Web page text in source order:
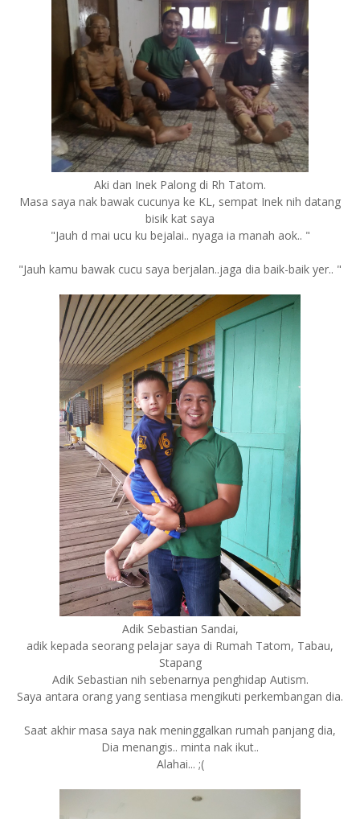
Aki dan Inek Palong di Rh Tatom.
Masa saya nak bawak cucunya ke KL, sempat Inek nih datang
bisik kat saya
"Jauh d mai ucu ku bejalai.. nyaga ia manah aok.. "
"Jauh kamu bawak cucu saya berjalan..jaga dia baik-baik yer.. "
Adik Sebastian Sandai,
adik kepada seorang pelajar saya di Rumah Tatom, Tabau,
Stapang
Adik Sebastian nih sebenarnya penghidap Autism.
Saya antara orang yang sentiasa mengikuti perkembangan dia.
Saat akhir masa saya nak meninggalkan rumah panjang dia,
Dia menangis.. minta nak ikut..
Alahai... ;(